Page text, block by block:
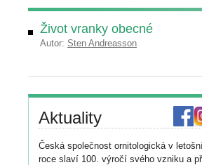
Život vranky obecné
Autor: Sten Andreasson
Aktuality
Česká společnost ornitologická v
roce slaví 100. výročí svého vzniku a